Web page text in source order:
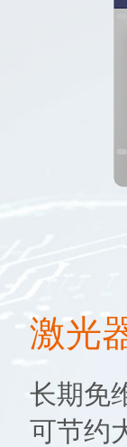
激光
长期免
可节约